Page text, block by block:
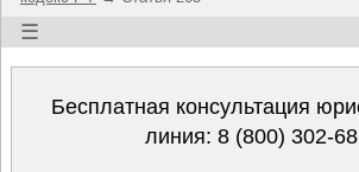
☰
Бесплатная консультация
линия: 8 (800) 302-